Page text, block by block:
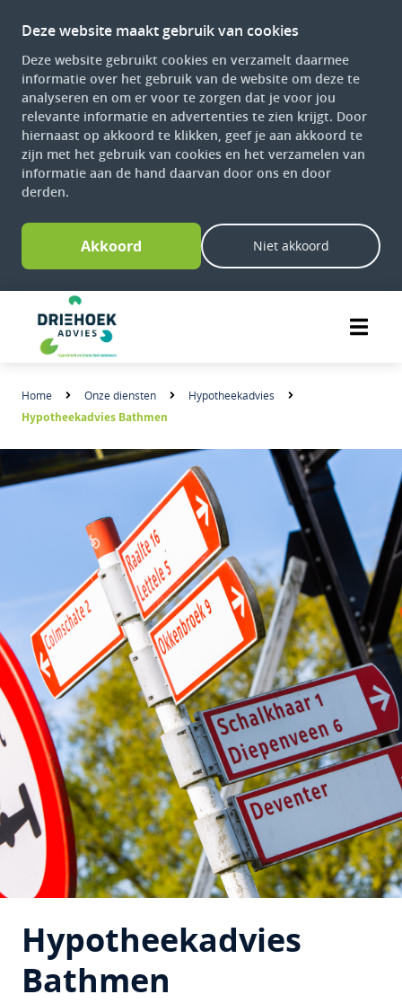
Deze website maakt gebruik van cookies
Deze website gebruikt cookies en verzamelt daarmee
informatie over het gebruik van de website om deze te
analyseren en om er voor te zorgen dat je voor jou
relevante informatie en advertenties te zien krijgt. Door
hiernaast op akkoord te klikken, geef je aan akkoord te
zijn met het gebruik van cookies en het verzamelen van
informatie aan de hand daarvan door ons en door
derden.
Akkoord Niet akkoord
Home Onze diensten Hypotheekadvies
Hypotheekadvies Bathmen
Hypotheekadvies
Bathmen